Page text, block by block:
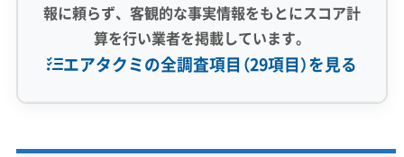
報に頼らず、客観的な事実情報をもとにスコア計
算を行い業者を掲載しています。
エアタクミの全調査項目（29項目）を見る